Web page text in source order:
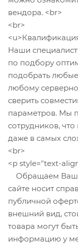
вендора. <br>
<br>
Наши
по подбору
подобрать
любому
сверить
параметров. Мы
сотрудников,
даже в самых
<br>
<p style="text-
Обращаем
сайте носит
публичной
внешний вид,
товара могут
информацию у